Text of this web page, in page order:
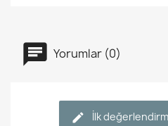
Yorumlar (0)
İlk